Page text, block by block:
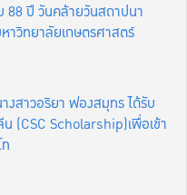
88 ปี วันคล้ายวันสถาปนา
าวิทยาลัยเกษตรศาสตร์
สาวอริยา ฟองสมุทร ได้รับ
(CSC Scholarship)เพื่อเข้า